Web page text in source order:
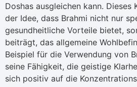
Doshas ausgleichen kann. Dieses
der Idee, dass Brahmi nicht nur
gesundheitliche Vorteile bietet,
beiträgt, das allgemeine
Beispiel für die Verwendung von
seine Fähigkeit, die geistige
sich positiv auf die